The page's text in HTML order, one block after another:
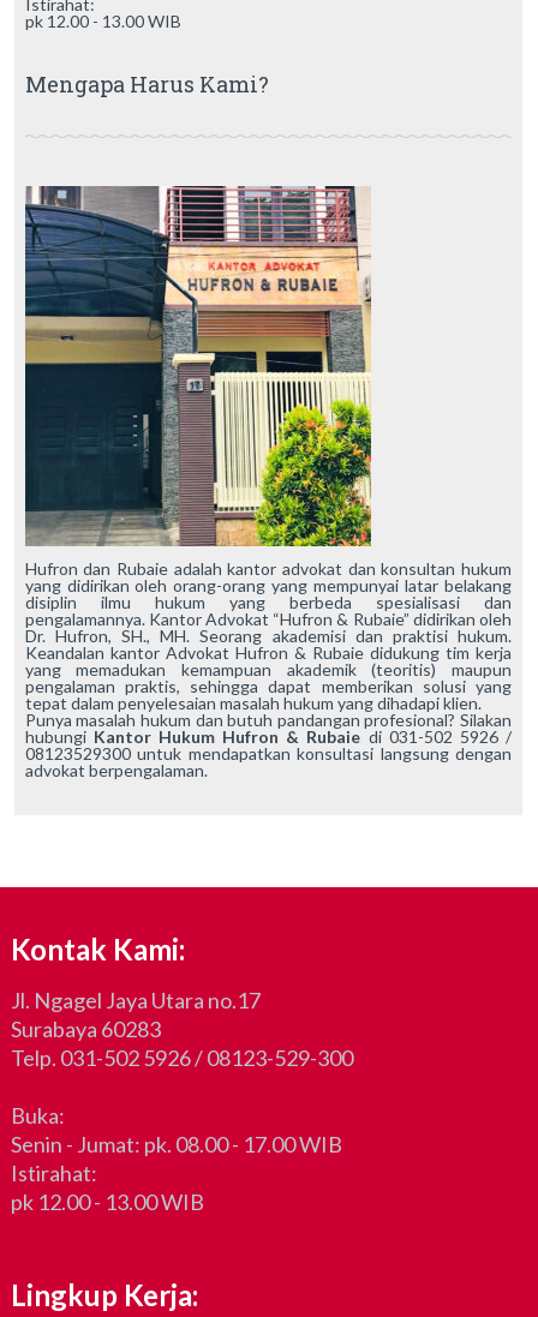
Istirahat:
pk 12.00 - 13.00 WIB
Mengapa Harus Kami?
Hufron dan Rubaie adalah kantor advokat dan konsultan hukum
yang didirikan oleh orang-orang yang mempunyai latar belakang
disiplin ilmu hukum yang berbeda spesialisasi dan
pengalamannya. Kantor Advokat “Hufron & Rubaie” didirikan oleh
Dr. Hufron, SH., MH. Seorang akademisi dan praktisi hukum.
Keandalan kantor Advokat Hufron & Rubaie didukung tim kerja
yang memadukan kemampuan akademik (teoritis) maupun
pengalaman praktis, sehingga dapat memberikan solusi yang
tepat dalam penyelesaian masalah hukum yang dihadapi klien.
Punya masalah hukum dan butuh pandangan profesional? Silakan
hubungi Kantor Hukum Hufron & Rubaie di 031-502 5926 /
08123529300 untuk mendapatkan konsultasi langsung dengan
advokat berpengalaman.
Kontak Kami:
Jl. Ngagel Jaya Utara no.17
Surabaya 60283
Telp. 031-502 5926 / 08123-529-300
Buka:
Senin - Jumat: pk. 08.00 - 17.00 WIB
Istirahat:
pk 12.00 - 13.00 WIB
Lingkup Kerja: